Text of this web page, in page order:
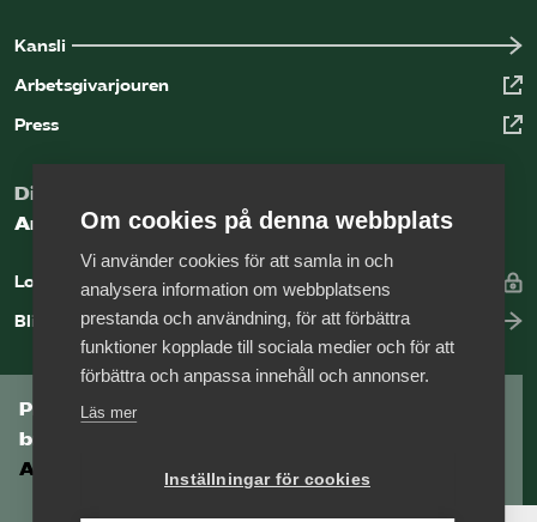
Kansli
Arbetsgivarjouren
Press
Digital kunskapsbank för arbetsgivare
Arbetsgivarguiden
Logga in
Bli medlem
Prenumerera på Tågföretagens
branschnyhetsbrev
Aktuell info direkt i din inkorg.
Om cookies på denna webbplats
Vi använder cookies för att samla in och
analysera information om webbplatsens
prestanda och användning, för att förbättra
funktioner kopplade till sociala medier och för att
förbättra och anpassa innehåll och annonser.
Läs mer
Inställningar för cookies